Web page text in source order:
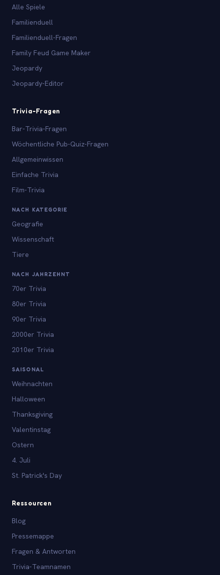
Alle Spiele
Familienduell
Familienduell-Fragen
Family Feud Game Maker
Jeopardy
Jeopardy-Editor
Trivia-Fragen
Bar-Trivia-Fragen
Wöchentliche Pub-Quiz-Fragen
Allgemeinwissen
Einfache Trivia
Film-Trivia
NACH KATEGORIE
Geografie
Wissenschaft
Tiere
NACH JAHRZEHNT
70er Trivia
80er Trivia
90er Trivia
2000er Trivia
2010er Trivia
SAISONAL
Weihnachten
Halloween
Thanksgiving
Valentinstag
Ostern
4. Juli
St. Patrick's Day
Ressourcen
Blog
Pressemappe
Fragen & Antworten
Trivia-Teamnamen